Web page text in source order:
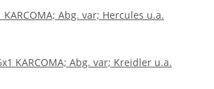
Abg. var; Hercules u.a.